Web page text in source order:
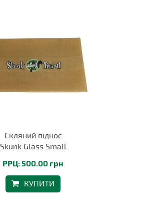
Скляний піднос
Skunk Glass Small
РРЦ: 500.00 грн
КУПИТИ